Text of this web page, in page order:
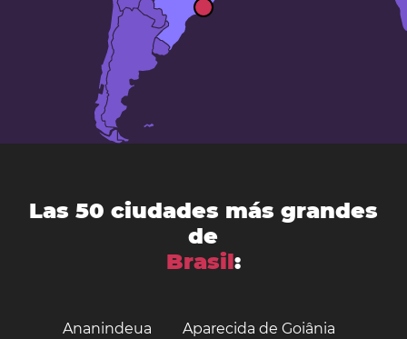
Las 50 ciudades más grandes
de
Brasil:
Ananindeua Aparecida de Goiânia